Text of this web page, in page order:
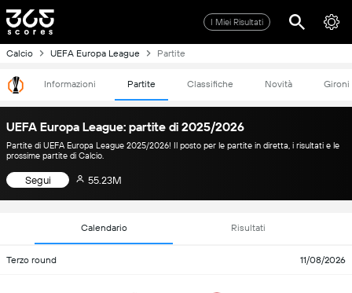
I Miei Risultati
Calcio UEFA Europa League Partite
Informazioni Partite Classifiche Novità Gironi
UEFA Europa League: partite di 2025/2026
Partite di UEFA Europa League 2025/2026! Il posto per le partite in diretta, i risultati e le
prossime partite di Calcio.
Segui 55.23M
Calendario Risultati
Terzo round 11/08/2026